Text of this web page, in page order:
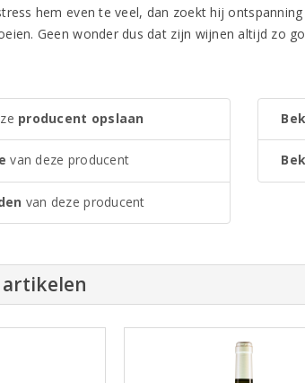
hem even te veel, dan zoekt hij
Geen wonder dus dat zijn wijnen altijd zo
producent opslaan
van deze producent
van deze producent